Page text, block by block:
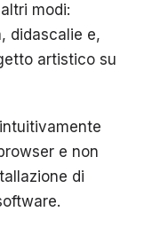
modi:
didascalie e,
artistico su
e non
di